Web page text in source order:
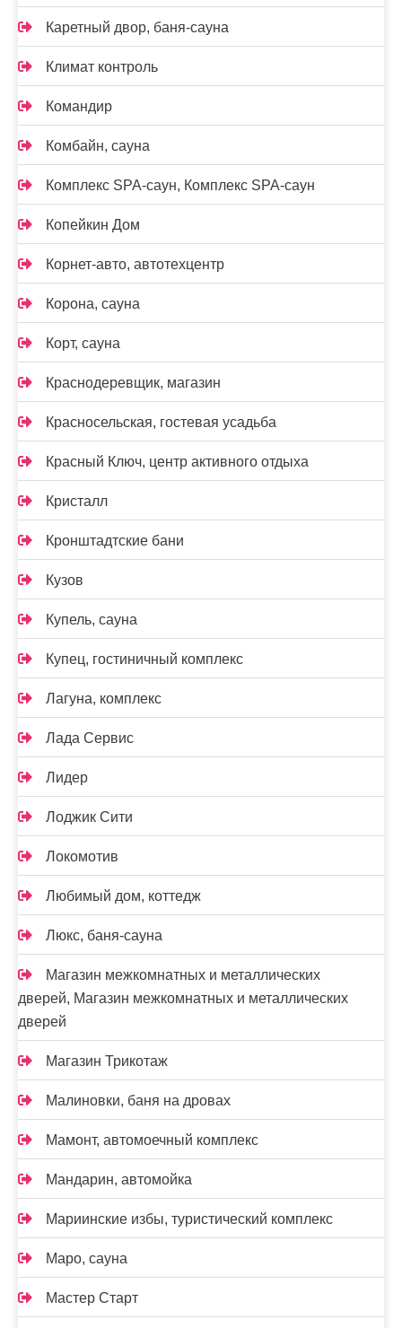
Каретный двор, баня-сауна
Климат контроль
Командир
Комбайн, сауна
Комплекс SPA-саун, Комплекс SPA-саун
Копейкин Дом
Корнет-авто, автотехцентр
Корона, сауна
Корт, сауна
Краснодеревщик, магазин
Красносельская, гостевая усадьба
Красный Ключ, центр активного отдыха
Кристалл
Кронштадтские бани
Кузов
Купель, сауна
Купец, гостиничный комплекс
Лагуна, комплекс
Лада Сервис
Лидер
Лоджик Сити
Локомотив
Любимый дом, коттедж
Люкс, баня-сауна
Магазин межкомнатных и металлических
дверей, Магазин межкомнатных и металлических
дверей
Магазин Трикотаж
Малиновки, баня на дровах
Мамонт, автомоечный комплекс
Мандарин, автомойка
Мариинские избы, туристический комплекс
Маро, сауна
Мастер Старт